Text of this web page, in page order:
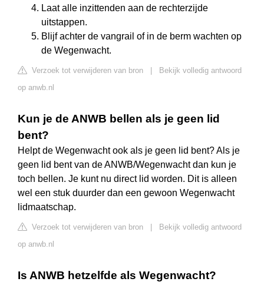
Laat alle inzittenden aan de rechterzijde
uitstappen.
Blijf achter de vangrail of in de berm wachten op
de Wegenwacht.
Verzoek tot verwijderen van bron
Bekijk volledig antwoord
op anwb.nl
Kun je de ANWB bellen als je geen lid
bent?
Helpt de Wegenwacht ook als je geen lid bent? Als je
geen lid bent van de ANWB/Wegenwacht dan kun je
toch bellen. Je kunt nu direct lid worden. Dit is alleen
wel een stuk duurder dan een gewoon Wegenwacht
lidmaatschap.
Verzoek tot verwijderen van bron
Bekijk volledig antwoord
op anwb.nl
Is ANWB hetzelfde als Wegenwacht?